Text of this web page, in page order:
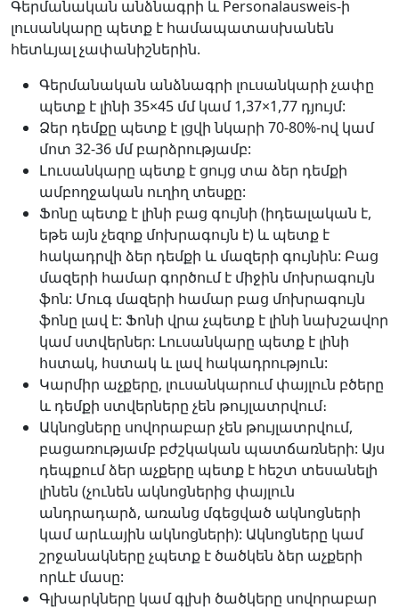
Գերմանական անձնագրի և Personalausweis-ի
լուսանկարը պետք է համապատասխանեն
հետևյալ չափանիշներին.
Գերմանական անձնագրի լուսանկարի չափը
պետք է լինի 35×45 մմ կամ 1,37×1,77 դյույմ:
Ձեր դեմքը պետք է լցվի նկարի 70-80%-ով կամ
մոտ 32-36 մմ բարձրությամբ:
Լուսանկարը պետք է ցույց տա ձեր դեմքի
ամբողջական ուղիղ տեսքը:
Ֆոնը պետք է լինի բաց գույնի (իդեալական է,
եթե այն չեզոք մոխրագույն է) և պետք է
հակադրվի ձեր դեմքի և մազերի գույնին: Բաց
մազերի համար գործում է միջին մոխրագույն
ֆոն: Մուգ մազերի համար բաց մոխրագույն
ֆոնը լավ է: Ֆոնի վրա չպետք է լինի նախշավոր
կամ ստվերներ: Լուսանկարը պետք է լինի
հստակ, հստակ և լավ հակադրություն:
Կարմիր աչքերը, լուսանկարում փայլուն բծերը
և դեմքի ստվերները չեն թույլատրվում։
Ակնոցները սովորաբար չեն թույլատրվում,
բացառությամբ բժշկական պատճառների: Այս
դեպքում ձեր աչքերը պետք է հեշտ տեսանելի
լինեն (չունեն ակնոցներից փայլուն
անդրադարձ, առանց մգեցված ակնոցների
կամ արևային ակնոցների): Ակնոցները կամ
շրջանակները չպետք է ծածկեն ձեր աչքերի
որևէ մասը:
Գլխարկները կամ գլխի ծածկերը սովորաբար